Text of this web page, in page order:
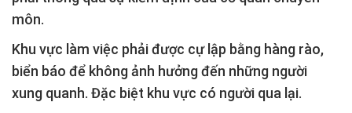
môn.
Khu vực làm việc phải được cự lập bằng hàng rào,
biển báo để không ảnh hưởng đến những người
xung quanh. Đặc biệt khu vực có người qua lại.